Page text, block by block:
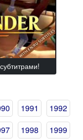
1991
1992
1998
1999